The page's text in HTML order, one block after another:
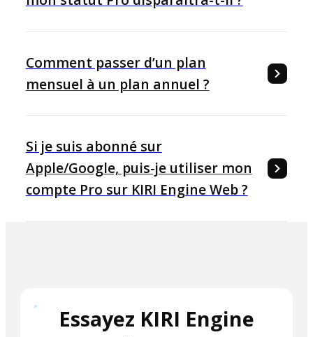
Comment passer d’un plan
mensuel à un plan annuel ?
Si je suis abonné sur
Apple/Google, puis-je utiliser mon
compte Pro sur KIRI Engine Web ?
Essayez KIRI Engine